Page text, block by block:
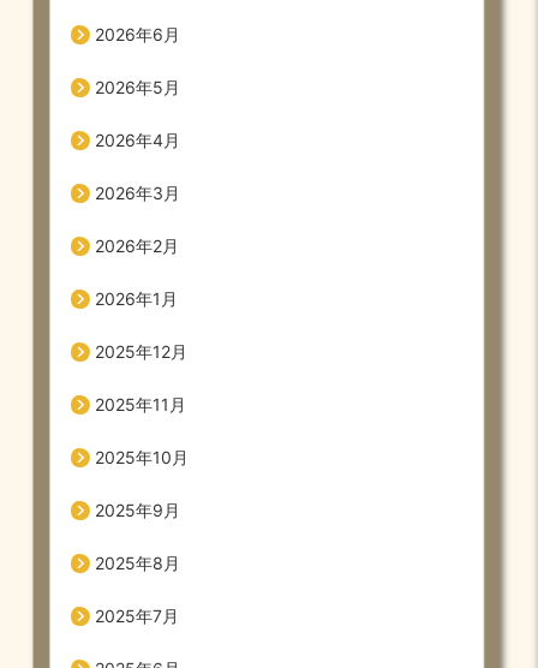
2026年6月
2026年5月
2026年4月
2026年3月
2026年2月
2026年1月
2025年12月
2025年11月
2025年10月
2025年9月
2025年8月
2025年7月